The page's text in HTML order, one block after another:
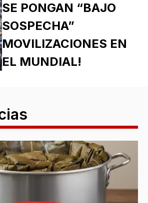
SE PONGAN “BAJO
SOSPECHA”
MOVILIZACIONES EN
EL MUNDIAL!